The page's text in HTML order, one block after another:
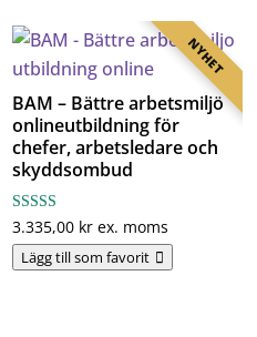
NYHET
BAM – Bättre arbetsmiljö
onlineutbildning för
chefer, arbetsledare och
skyddsombud
Betygsatt
4.45
av 5
3.335,00 kr ex. moms
Lägg till som favorit